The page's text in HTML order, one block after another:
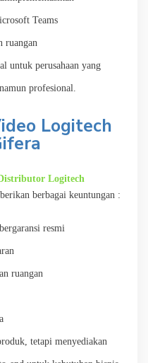
Teams
ruangan
untuk perusahaan yang
profesional.
Logitech
Logitech
berbagai keuntungan :
resmi
ruangan
tetapi menyediakan